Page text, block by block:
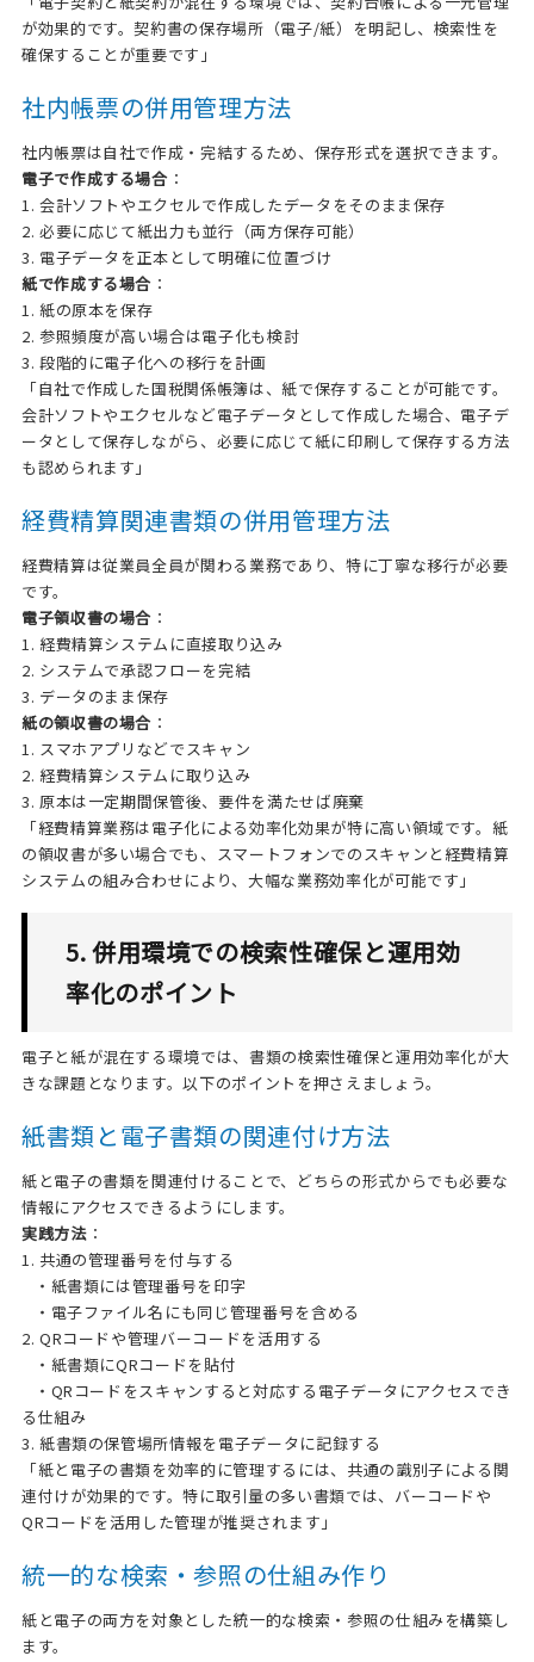
が効果的です。契約書の保存場所（電子/紙）を明記し、検索性を
確保することが重要です」
社内帳票の併用管理方法
社内帳票は自社で作成・完結するため、保存形式を選択できます。
電子で作成する場合：
1. 会計ソフトやエクセルで作成したデータをそのまま保存
2. 必要に応じて紙出力も並行（両方保存可能）
3. 電子データを正本として明確に位置づけ
紙で作成する場合 ：
1. 紙の原本を保存
2. 参照頻度が高い場合は電子化も検討
3. 段階的に電子化への移行を計画
「自社で作成した国税関係帳簿は、紙で保存することが可能です。
会計ソフトやエクセルなど電子データとして作成した場合、電子デ
ータとして保存しながら、必要に応じて紙に印刷して保存する方法
も認められます」
経費精算関連書類の併用管理方法
経費精算は従業員全員が関わる業務であり、特に丁寧な移行が必要
です。
電子領収書の場合 ：
1. 経費精算システムに直接取り込み
2. システムで承認フローを完結
3. データのまま保存
紙の領収書の場合 ：
1. スマホアプリなどでスキャン
2. 経費精算システムに取り込み
3. 原本は一定期間保管後、要件を満たせば廃棄
「経費精算業務は電子化による効率化効果が特に高い領域です。紙
の領収書が多い場合でも、スマートフォンでのスキャンと経費精算
システムの組み合わせにより、大幅な業務効率化が可能です」
5. 併用環境での検索性確保と運用効
率化のポイント
電子と紙が混在する環境では、書類の検索性確保と運用効率化が大
きな課題となります。以下のポイントを押さえましょう。
紙書類と電子書類の関連付け方法
紙と電子の書類を関連付けることで、どちらの形式からでも必要な
情報にアクセスできるようにします。
実践方法：
1. 共通の管理番号を付与する
・紙書類には管理番号を印字
・電子ファイル名にも同じ管理番号を含める
2. QRコードや管理バーコードを活用する
・紙書類にQRコードを貼付
・QRコードをスキャンすると対応する電子データにアクセスでき
る仕組み
3. 紙書類の保管場所情報を電子データに記録する
「紙と電子の書類を効率的に管理するには、共通の識別子による関
連付けが効果的です。特に取引量の多い書類では、バーコードや
QRコードを活用した管理が推奨されます」
統一的な検索・参照の仕組み作り
紙と電子の両方を対象とした統一的な検索・参照の仕組みを構築し
ます。